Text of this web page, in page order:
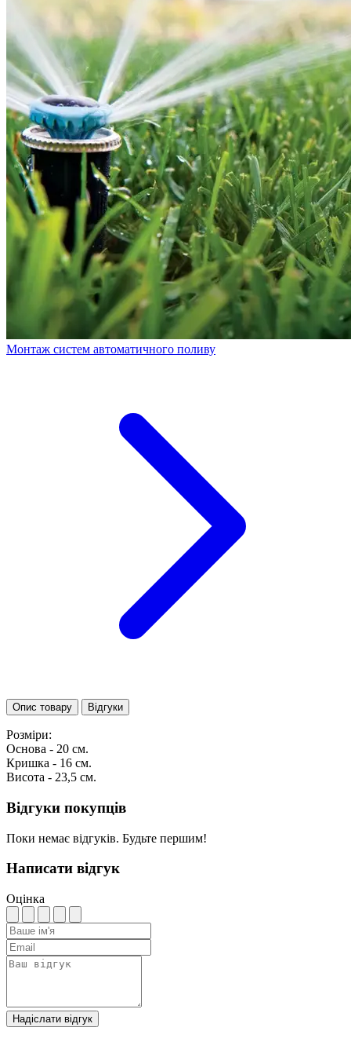
Монтаж систем автоматичного поливу
Опис товару Відгуки
Розміри:
Основа - 20 см.
Кришка - 16 см.
Висота - 23,5 см.
Відгуки покупців
Поки немає відгуків. Будьте першим!
Написати відгук
Оцінка
Надіслати відгук